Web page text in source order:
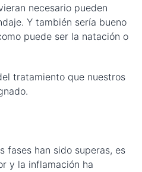
necesario pueden
Y también sería bueno
puede ser la natación o
tratamiento que nuestros
fases han sido superas, es
y la inflamación ha